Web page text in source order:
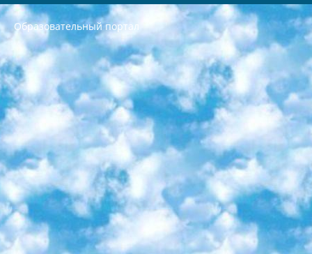
Образовательный портал
РЕСПУБЛИКА УЗБЕКИСТАН МИНИСТРЕРСТВО ДОШКОЛЬНОГО И ШКОЛЬНОГО ОБРАЗОВАНИЯ КОМАНДА в общеобразовательных учреждениях в 2023-2024 учебном году организация и проведение итоговой государственной аттестации обучающихся о Министра дошкольного и школьного образования Республики Узбекистан от 4 марта 2008 года (постановлением Минюста от 20 марта 2008 года № 1778 государственной регистрации) «Итоговое состояние учащихся общего среднего образования на основании положения об утверждении положения об аттестации общего среднего образования выпускной экзамен студентов в образовательных учреждениях в 2023-2024 учебном году В целях организации и прохождения аттестации приказываю: 1. Следующее: перечень предметов, по которым будет проводиться итоговая государственная аттестация и экзамен формы перевода согласно приложению 1; сертификаты международного образца, оценивающие уровень владения иностранными языками перечень согласно приложению 2; 2. Педагогический при специализированных образовательных учреждениях. научно-практический центр квалификации и международной оценки (Д.Давидова) 2024 г. До 25 марта: задания по предметам, по которым будет проводиться итоговая аттестация разработка и утверждение технических условий; итоговая аттестация на основании разработанного предметного задания разработка вопросов по предметам (устно и письменно), экзамен передача; общеобразовательные средние школы и специальные учебные заведения учащиеся выпускных классов школ и интернатов в агентской системе подготовка базы данных экзаменационных материалов и критериев оценки; перевод базы экзаменационных материалов на все языки обучения подать в Республиканский образовательный центр для изготовления; варианты экзаменов на основе разработанных контрольных материалов пусть будут поставлены задачи формирования. 3. Республиканский образовательный центр (Ш.Худайкулов) до 5 апреля 2024 года. до: база данных предоставленных экзаменационных материалов на все языки обучения перевод и экспертиза; для слепых, слабовидящих, глухих, слабослышащих и умственно отсталых детей учащиеся выпускных классов специализированных школ и школ-интернатов база данных экзаменационных материалов на всех преподаваемых языках подготовка критериев оценки; специализированные школы для умственно отсталых детей и технологии для учащихся выпускных классов школ-интернатов разработка соответствующих рекомендаций и критериев проведения ЕГЭ по естествознанию давать задания. 4. Педагогический при специализированных образовательных учреждениях. Научно-практический центр навыков и международной оценки (Д.Давидова), Республика образовательный центр (Худайкулов Ш.) итоговый государственный аттестационный экзамен ориентирован на творческое и логическое мышление при подготовке базы материалов учитывать введение заданий. 5. Следует отметить, что: сертификат государственного образца о знании общеобразовательного предмета и как минимум национальный уровень B1 по предметам на иностранных языках, указанным в Приложении 2. или международно признанный сертификат эквивалентного уровня студенты, изучающие определенный предмет, освобождаются от экзамена; по соответствующим предметам запланирована итоговая государственная аттестация за день до дня, путем жеребьевки Рабочей группой (в письменной форме по предметам, проводимым в форме) из числа сформированных вариантов выбрано 2 варианта; 2 выбранных варианта экзамена анонсированы на официальном сайте министерства и все выпускники по всей стране на основе этих вариантов проводит итоговую государственную аттестацию. 6. Государственное образование учащихся средних общеобразовательных учреждений. знания в соответствии с квалификационными требованиями, которые необходимо приобрести на основании стандартов итоговый (выпускной) контроль для 9 и 11 классов в целях тестирования Экзамены (далее – экзамены) состоят из предметов, перечисленных в приложении 1. будет сделано. 7. Экзамены пройдут с 26 мая по 15 июня 2024 г. (кроме науки физического воспитания). 8. Физическая для учащихся 9 классов общесредних образовательных учреждений. Экзамены по предмету «Образование, квалификация медицина» 1-6 мая 2024 года. сотрудники перевести под присмотр (с отклонениями в физическом или умственном развитии) специализированная школа для детей, школы-интернаты и со сколиозом школы-интернаты санаторного типа для больных детей исключены). 9. Он был слепым, слабовидящим и имел нарушения опорно-двигательного аппарата. экзамены в специализированных школах и интернатах для детей должны проводиться исходя из требований, предъявляемых к общеобразовательным учреждениям (физкультура кроме науки). 10. Специализированная школа для глухих и слабослышащих детей. и экзамены в интернатах и быть реализован в виде письменного теста по математике. 11. Специальность для умственно отсталых детей. Для 9 класса Родной язык и литературное письмо Государственный язык (язык обучения – узбекский). для неклассов) написано Математическое письмо Письменная/устная история Узбекистана Физическое воспитание практично Итоговый контроль Для 11 класса Написание родного языка и литературы (эссе) Математическое письмо Узбекский язык (обучение на узбекском языке) не посещающее общее среднее образование для учреждений)/Образовательное учреждение выбор письменный и устный Иностранный язык письменный/устный Письменная/устная история Узбекистана *По выбору студента:  Химия  Физика  Основы государственного права  География 10 бесплатных образовательных ресурсов - Мы составили подборку онлайн-проектов с интерактивными упражнениями, видеолекциями и статьями. Они помогут вам обрести новые и освежить старые знания бесплатно. 1. «ИНТУИТ» Старейшая образовательная площадка Рунета. Здесь вы найдёте сотни текстовых и видеокурсов на десятки различных тем — от программирования до психологии. Многие курсы подготовлены российскими университетами и крупными международными компаниями вроде Intel и Microsoft. Самостоятельное обучение бесплатное, но желающие могут оплатить услуги персональных наставников. 2. «Смартия» знакомит с актуальными профессиями и подсказывает, как им обучаться. Выбрав заинтересовавшую вас специальность — SMM-специалист, фотограф, веб-дизайнер или другую, — увидите список необходимых для неё умений. Чтобы вы могли освоить их самостоятельно, для каждого умения площадка отображает подборку ссылок на учебные материалы. Хотя «Смартия» ориентируется на русскоязычную аудиторию, часть контента всё же доступна только на английском. 3. «Лекторий Физтеха» Проект Московского физико-технического института (Физтеха). С его помощью вы можете смотреть онлайн серии лекций, записанные на видео в этом вузе. В числе доступных предметов — физика, биология, химия, информационные технологии и другие. К некоторым лекциям администрация ресурса прилагает готовые конспекты, которые можно скачивать в PDF-формате. 4. ITMOcourses Онлайн-площадка Санкт-Петербургского национального исследовательского университета информационных технологий, механики и оптики (ИТМО). Ресурс предоставляет свободный доступ к курсам, разработанным в этом вузе. Каталог материалов разбит на четыре категории: «Оптические системы и технологии», «Приборостроение и робототехника», «Информационные технологии» и «Биотехнологии». Курсы состоят из видеолекций, интерактивных демонстраций и заданий. 5. «КиберЛенинка» Электронная научная библиотека открытого доступа. Каталог площадки регулярно обрастает текстами статей из различных научных изданий. Сгруппированные по журналам и рубрикам публикации можно читать онлайн или скачивать целиком в PDF-формате. Проект нацелен на популяризацию науки за счёт открытого доступа к качественной информации. 6. «ПостНаука» На этом ресурсе публикуют подборки видеолекций, составленные экспертами из разных отраслей и объединённые общими темами. Среди них, к примеру, есть серии «Биоинформатика и геномика», «Культура средневековой Скандинавии» и Cinema Studies о теории кино. Каждая подборка лекций — логически связанная история, рассказанная экспертом от первого лица. Кроме того, на сайте появляются научно-образовательные статьи и тесты на разные темы. 7. «Newочём» Команда проекта «Newочём» отбирает самые интересные тексты из англоязычных СМИ и переводит те из них, за которые голосуют участники сообщества «ВКонтакте». По большей части это научно-популярные статьи. Редакторы придумывают лишь заголовки, в остальном содержание переводов соответствует оригиналам. Полные тексты можно читать прямо в социальной сети. 8. InternetUrok Онлайн-база материалов по основным дисциплинам школьной программы. Информация на сайте структурирована по классам, предметам и темам (урокам). Каждый урок состоит из видеолекций и конспектов. Есть также интерактивные тренажёры и тесты для закрепления пройденного материала. Даже если вы давно окончили школу, возможность повторить программу старших классов всегда может пригодиться. 9. Edutainme Ещё один ресурс об образовании. В отличие от Newtonew, как мне кажется, Edutainme больше ориентируется на представителей индустрии: педагогов, предпринимателей, разработчиков образовательных проектов. Но и любой, кто просто стремится к саморазвитию, найдёт на сайте много полезного и интересного для себя. Например, информацию о новых курсах и образовательных сервисах. 10. Newtonew Онлайн-медиа об образовании и обучении в широком смысле. Авторы Newtonew пишут об инструментах, заведениях, тактиках и стратегиях, которые помогают учить других и получать новые знания самостоятельно. На этой площадке вы найдёте новости, обзоры, аналитические мат